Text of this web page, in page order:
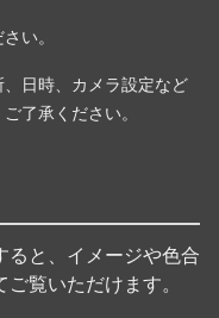
い。
日時、カメラ設定など
了承ください。
ると、イメージや色合
覧いただけます。